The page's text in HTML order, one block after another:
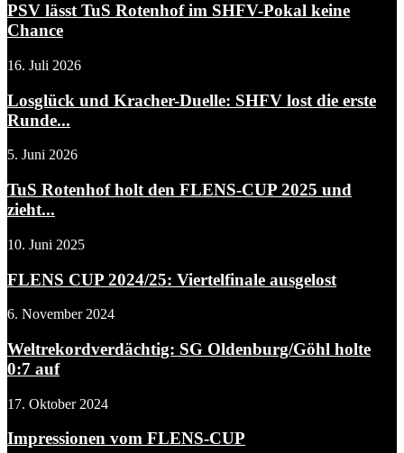
PSV lässt TuS Rotenhof im SHFV-Pokal keine
Chance
16. Juli 2026
Losglück und Kracher-Duelle: SHFV lost die erste
Runde...
5. Juni 2026
TuS Rotenhof holt den FLENS-CUP 2025 und
zieht...
10. Juni 2025
FLENS CUP 2024/25: Viertelfinale ausgelost
6. November 2024
Weltrekordverdächtig: SG Oldenburg/Göhl holte
0:7 auf
17. Oktober 2024
Impressionen vom FLENS-CUP